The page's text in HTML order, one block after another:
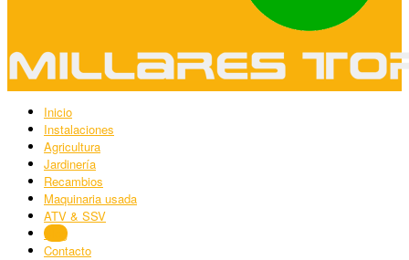
Inicio
Instalaciones
Agricultura
Jardinería
Recambios
Maquinaria usada
ATV & SSV
Blog
Contacto